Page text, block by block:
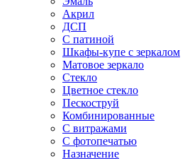
Акрил
ДСП
С патиной
Шкафы-купе с зеркалом
Матовое зеркало
Стекло
Цветное стекло
Пескоструй
Комбинированные
С витражами
С фотопечатью
Назначение